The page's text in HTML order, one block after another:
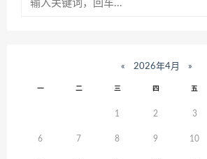
« 2026年4月 »
一 二 三 四 五
1 2 3
6 7 8 9 10